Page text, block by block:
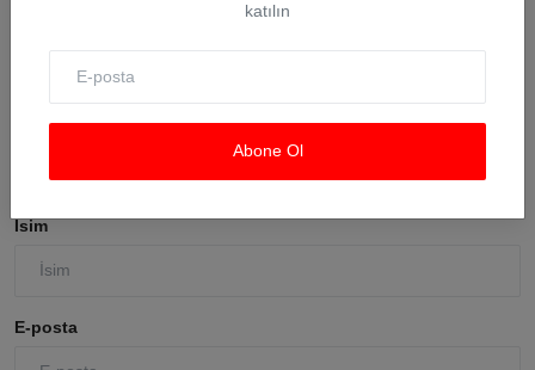
katılın
Abone Ol
İsim
E-posta